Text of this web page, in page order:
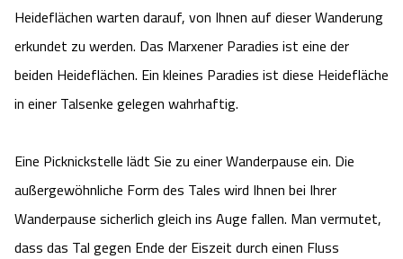
Heideflächen warten darauf, von Ihnen auf dieser Wanderung
erkundet zu werden. Das Marxener Paradies ist eine der
beiden Heideflächen. Ein kleines Paradies ist diese Heidefläche
in einer Talsenke gelegen wahrhaftig.
Eine Picknickstelle lädt Sie zu einer Wanderpause ein. Die
außergewöhnliche Form des Tales wird Ihnen bei Ihrer
Wanderpause sicherlich gleich ins Auge fallen. Man vermutet,
dass das Tal gegen Ende der Eiszeit durch einen Fluss